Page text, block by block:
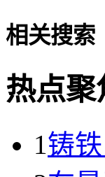
相关搜索
热点聚
1铸